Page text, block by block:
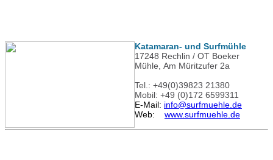
Katamaran- und Surfmühle
17248 Rechlin / OT Boeker
Mühle, Am Müritzufer 2a
Tel.: +49(0)39823 21380
Mobil: +49 (0)172 6599311
E-Mail: info@surfmuehle.de
Web: www.surfmuehle.de